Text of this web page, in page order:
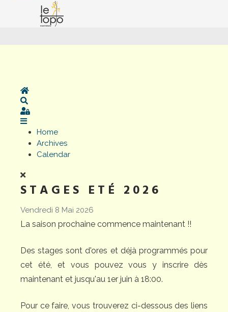
Home
Sign In
Home
Archives
Calendar
STAGES ETÉ 2026
Vendredi 8 Mai 2026
La saison prochaine commence maintenant !!
Des stages sont d'ores et déjà programmés pour
cet été, et vous pouvez vous y inscrire dès
maintenant et jusqu'au 1er juin à 18:00.
Pour ce faire, vous trouverez ci-dessous des liens